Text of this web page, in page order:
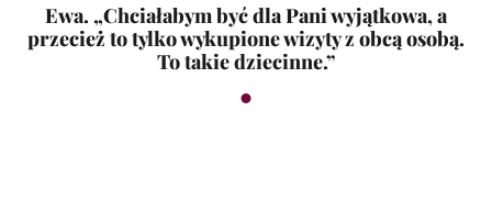
Ewa. „Chciałabym być dla Pani wyjątkowa, a
przecież to tylko wykupione wizyty z obcą osobą.
To takie dziecinne.”